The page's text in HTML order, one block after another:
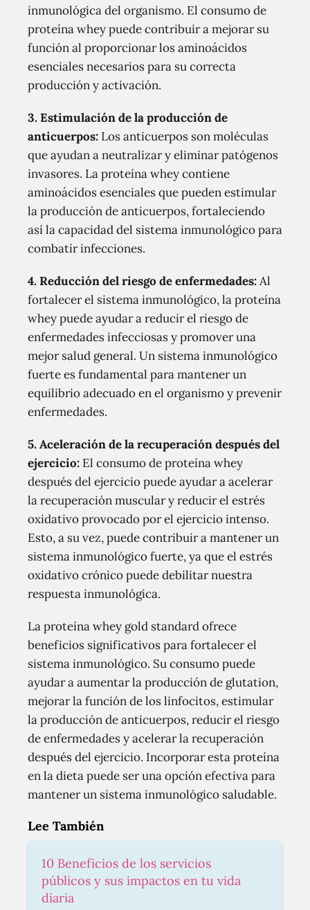
inmunológica del organismo. El consumo de
proteína whey puede contribuir a mejorar su
función al proporcionar los aminoácidos
esenciales necesarios para su correcta
producción y activación.
3. Estimulación de la producción de
anticuerpos: Los anticuerpos son moléculas
que ayudan a neutralizar y eliminar patógenos
invasores. La proteína whey contiene
aminoácidos esenciales que pueden estimular
la producción de anticuerpos, fortaleciendo
así la capacidad del sistema inmunológico para
combatir infecciones.
4. Reducción del riesgo de enfermedades:Al
fortalecer el sistema inmunológico, la proteína
whey puede ayudar a reducir el riesgo de
enfermedades infecciosas y promover una
mejor salud general. Un sistema inmunológico
fuerte es fundamental para mantener un
equilibrio adecuado en el organismo y prevenir
enfermedades.
5. Aceleración de la recuperación después del
ejercicio: El consumo de proteína whey
después del ejercicio puede ayudar a acelerar
la recuperación muscular y reducir el estrés
oxidativo provocado por el ejercicio intenso.
Esto, a su vez, puede contribuir a mantener un
sistema inmunológico fuerte, ya que el estrés
oxidativo crónico puede debilitar nuestra
respuesta inmunológica.
La proteína whey gold standard ofrece
beneficios significativos para fortalecer el
sistema inmunológico. Su consumo puede
ayudar a aumentar la producción de glutation,
mejorar la función de los linfocitos, estimular
la producción de anticuerpos, reducir el riesgo
de enfermedades y acelerar la recuperación
después del ejercicio. Incorporar esta proteína
en la dieta puede ser una opción efectiva para
mantener un sistema inmunológico saludable.
Lee También
10 Beneficios de los servicios
públicos y sus impactos en tu vida
diaria